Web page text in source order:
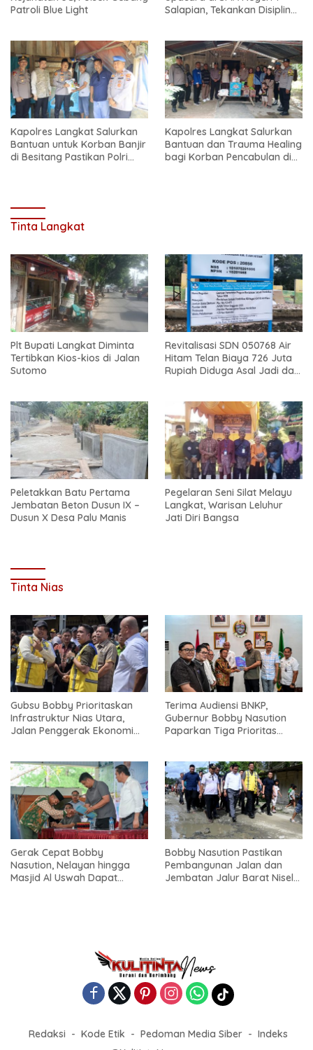
Patroli Blue Light
Salapian, Tekankan Disiplin
Kapolres Langkat Salurkan
Bantuan untuk Korban Banjir
di Besitang Pastikan Polri
Kapolres Langkat Salurkan
Bantuan dan Trauma Healing
bagi Korban Pencabulan di
Tinta Langkat
Plt Bupati Langkat Diminta
Tertibkan Kios-kios di Jalan
Sutomo
Revitalisasi SDN 050768 Air
Hitam Telan Biaya 726 Juta
Rupiah Diduga Asal Jadi dan
Peletakkan Batu Pertama
Jembatan Beton Dusun IX –
Dusun X Desa Palu Manis
Pegelaran Seni Silat Melayu
Langkat, Warisan Leluhur
Jati Diri Bangsa
Tinta Nias
Gubsu Bobby Prioritaskan
Infrastruktur Nias Utara,
Jalan Penggerak Ekonomi
Terima Audiensi BNKP,
Gubernur Bobby Nasution
Paparkan Tiga Prioritas
Gerak Cepat Bobby
Nasution, Nelayan hingga
Masjid Al Uswah Dapat
Bobby Nasution Pastikan
Pembangunan Jalan dan
Jembatan Jalur Barat Nisel-
Redaksi Kode Etik Pedoman Media Siber
Indeks